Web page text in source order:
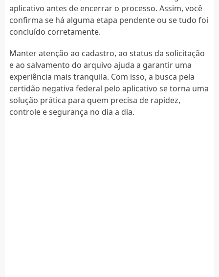
aplicativo antes de encerrar o processo. Assim, você
confirma se há alguma etapa pendente ou se tudo foi
concluído corretamente.
Manter atenção ao cadastro, ao status da solicitação
e ao salvamento do arquivo ajuda a garantir uma
experiência mais tranquila. Com isso, a busca pela
certidão negativa federal pelo aplicativo se torna uma
solução prática para quem precisa de rapidez,
controle e segurança no dia a dia.